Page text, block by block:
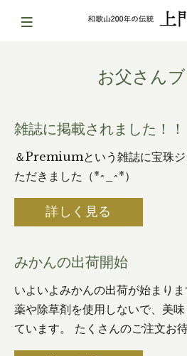
お父さん
雑誌に掲載されました！！
＆Premiumという雑誌に宝珠ジ
ただきました（*^_^*）
詳しく見る
みかんの出荷開始
いよいよみかんの出荷が始まり
薬や除草剤を使用しないで、美
ています。 たくさんのご注文お